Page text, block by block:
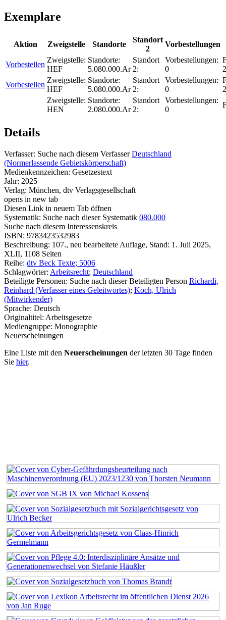
Exemplare
Aktion Zweigstelle Standorte
Standort
2
Vorbestellungen
Vorbestellen
Zweigstelle:
HEF
Standorte:
5.080.000.Ar
Standort
2:
Vorbestellungen:
0
Vorbestellen
Zweigstelle:
HEF
Standorte:
5.080.000.Ar
Standort
2:
Vorbestellungen:
0
Zweigstelle:
HEN
Standorte:
2.080.000.Ar
Standort
2:
Vorbestellungen:
0
Details
Verfasser: Suche nach diesem Verfasser Deutschland
(Normerlassende Gebietskörperschaft)
Medienkennzeichen: Gesetzestext
Jahr: 2025
Verlag: München, dtv Verlagsgesellschaft
opens in new tab
Diesen Link in neuem Tab öffnen
Systematik: Suche nach dieser Systematik 080.000
Suche nach diesem Interessenskreis
ISBN: 9783423532983
Beschreibung: 107., neu bearbeitete Auflage, Stand: 1. Juli 2025,
XLII, 1108 Seiten
Reihe: dtv Beck Texte; 5006
Schlagwörter: Arbeitsrecht; Deutschland
Beteiligte Personen: Suche nach dieser Beteiligten Person Richardi,
Reinhard (Verfasser eines Geleitwortes); Koch, Ulrich
(Mitwirkender)
Sprache: Deutsch
Originaltitel: Arbeitsgesetze
Mediengruppe: Monographie
Neuerscheinungen
Eine Liste mit den Neuerscheinungen der letzten 30 Tage finden
Sie hier.